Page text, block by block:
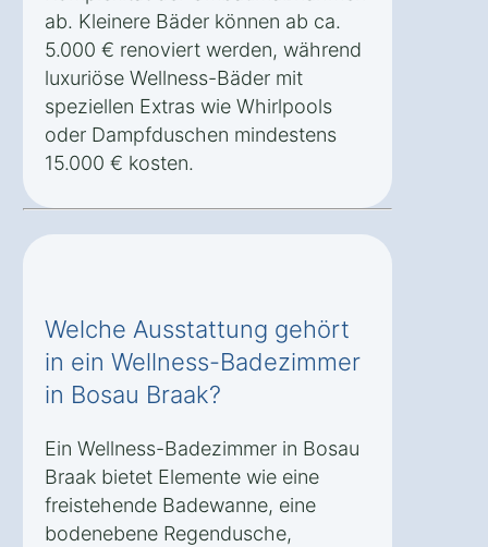
ab. Kleinere Bäder können ab ca.
5.000 € renoviert werden, während
luxuriöse Wellness-Bäder mit
speziellen Extras wie Whirlpools
oder Dampfduschen mindestens
15.000 € kosten.
Welche Ausstattung gehört
in ein Wellness-Badezimmer
in Bosau Braak?
Ein Wellness-Badezimmer in Bosau
Braak bietet Elemente wie eine
freistehende Badewanne, eine
bodenebene Regendusche,